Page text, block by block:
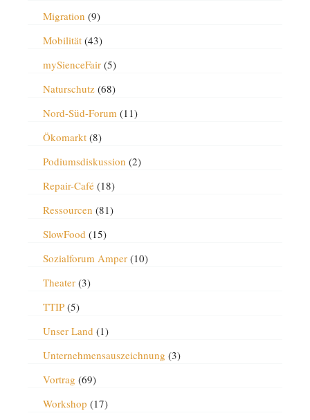
Migration (9)
Mobilität(43)
mySienceFair(5)
Naturschutz(68)
Nord-Süd-Forum(11)
Ökomarkt(8)
Podiumsdiskussion (2)
Repair-Café(18)
Ressourcen (81)
SlowFood (15)
Sozialforum Amper(10)
Theater(3)
TTIP(5)
Unser Land (1)
Unternehmensauszeichnung (3)
Vortrag (69)
Workshop (17)